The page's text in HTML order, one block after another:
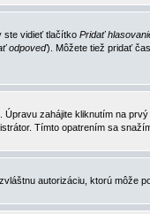
ste vidieť tlačítko Pridať
odpoveď). Môžete tiež pridať
zahájite kliknutím na
Tímto opatrením sa
autorizáciu, ktorú môže